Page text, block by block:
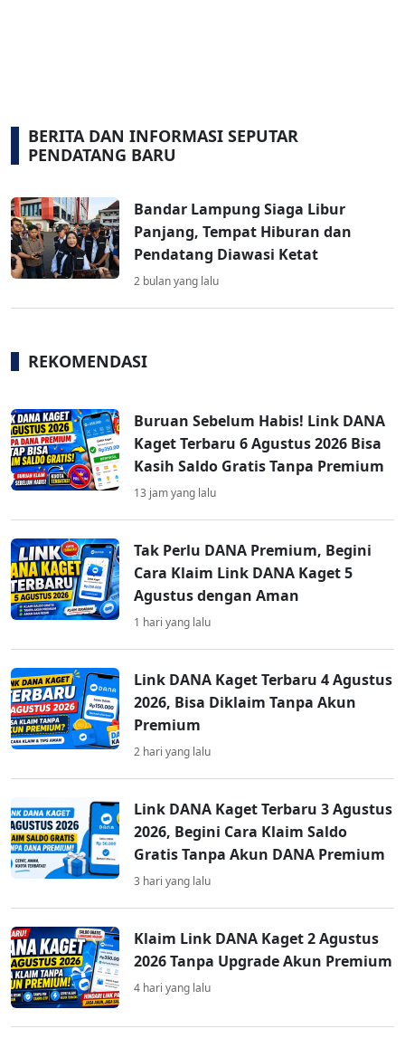
BERITA DAN INFORMASI SEPUTAR
PENDATANG BARU
Bandar Lampung Siaga Libur
Panjang, Tempat Hiburan dan
Pendatang Diawasi Ketat
2 bulan yang lalu
REKOMENDASI
Buruan Sebelum Habis! Link DANA
Kaget Terbaru 6 Agustus 2026 Bisa
Kasih Saldo Gratis Tanpa Premium
13 jam yang lalu
Tak Perlu DANA Premium, Begini
Cara Klaim Link DANA Kaget 5
Agustus dengan Aman
1 hari yang lalu
Link DANA Kaget Terbaru 4 Agustus
2026, Bisa Diklaim Tanpa Akun
Premium
2 hari yang lalu
Link DANA Kaget Terbaru 3 Agustus
2026, Begini Cara Klaim Saldo
Gratis Tanpa Akun DANA Premium
3 hari yang lalu
Klaim Link DANA Kaget 2 Agustus
2026 Tanpa Upgrade Akun Premium
4 hari yang lalu